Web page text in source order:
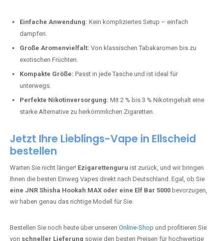
Einfache Anwendung: Kein kompliziertes Setup – einfach
dampfen.
Große Aromenvielfalt: Von klassischen Tabakaromen bis zu
exotischen Früchten.
Kompakte Größe: Passt in jede Tasche und ist ideal für
unterwegs.
Perfekte Nikotinversorgung: Mit 2 % bis 3 % Nikotingehalt eine
starke Alternative zu herkömmlichen Zigaretten.
Jetzt Ihre Lieblings-Vape in Ellscheid
bestellen
Warten Sie nicht länger! Ezigarettenguru ist zurück, und wir bringen
Ihnen die besten Einweg Vapes direkt nach Deutschland. Egal, ob Sie
eine JNR Shisha Hookah MAX oder eine Elf Bar 5000 bevorzugen,
wir haben genau das richtige Modell für Sie.
Bestellen Sie noch heute über unseren Online-Shop und profitieren Sie
von schneller Lieferung sowie den besten Preisen für hochwertige